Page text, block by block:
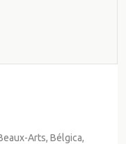
Arts, Bélgica,